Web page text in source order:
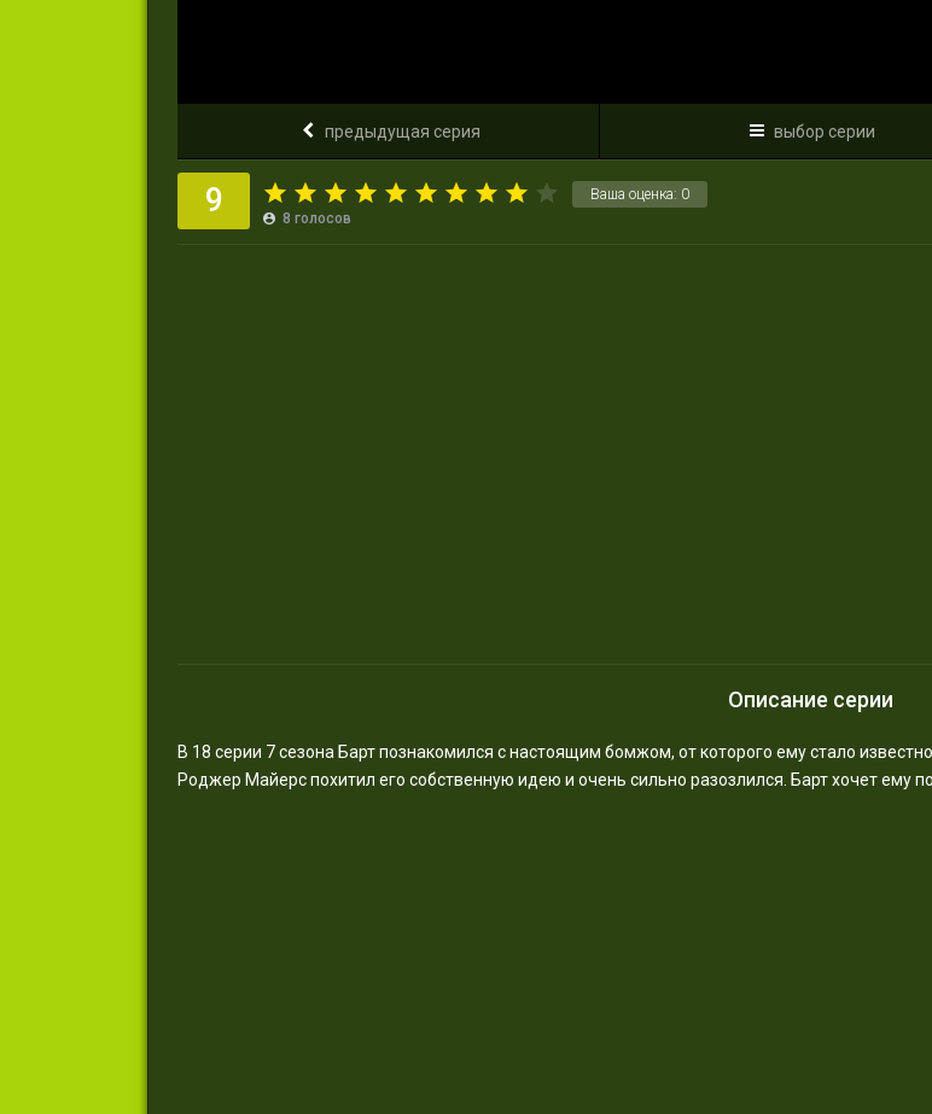
предыдущая серия выбор серии
Ваша оценка: 0
9 8 голосов
Описание серии
В 18 серии 7 сезона Барт познакомился с настоящим бомжом, от которого ему стало
Роджер Майерс похитил его собственную идею и очень сильно разозлился. Барт хочет ему